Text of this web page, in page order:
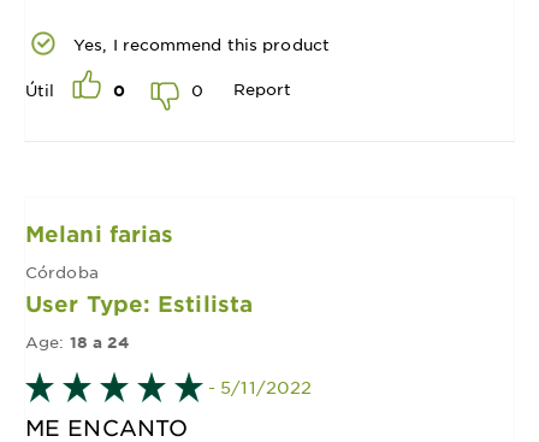
Yes, I recommend this product
Útil 0 0 Report
Melani farias
Córdoba
User Type: Estilista
Age: 18 a 24
- 5/11/2022
ME ENCANTO